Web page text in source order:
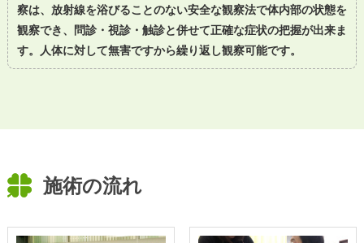
察は、放射線を浴びることのない安全な観察法で体内部の状態を
観察でき、問診・視診・触診と併せて正確な症状の把握が出来ま
す。人体に対して無害ですから繰り返し観察可能です。
施術の流れ